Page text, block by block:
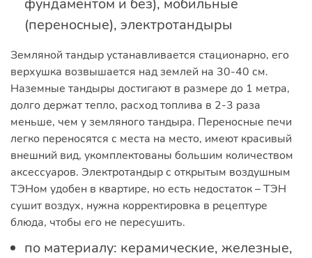
фундаментом и без), мобильные
(переносные), электротандыры
Земляной тандыр устанавливается стационарно, его
верхушка возвышается над землей на 30-40 см.
Наземные тандыры достигают в размере до 1 метра,
долго держат тепло, расход топлива в 2-3 раза
меньше, чем у земляного тандыра. Переносные печи
легко переносятся с места на место, имеют красивый
внешний вид, укомплектованы большим количеством
аксессуаров. Электротандыр с открытым воздушным
ТЭНом удобен в квартире, но есть недостаток – ТЭН
сушит воздух, нужна корректировка в рецептуре
блюда, чтобы его не пересушить.
по материалу: керамические, железные,